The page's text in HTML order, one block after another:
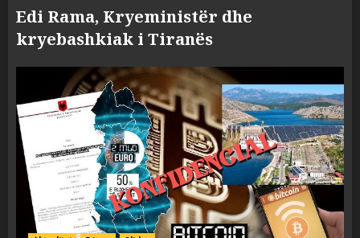
Edi Rama, Kryeministër dhe
kryebashkiak i Tiranës